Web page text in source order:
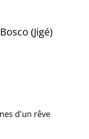
(Jigé)